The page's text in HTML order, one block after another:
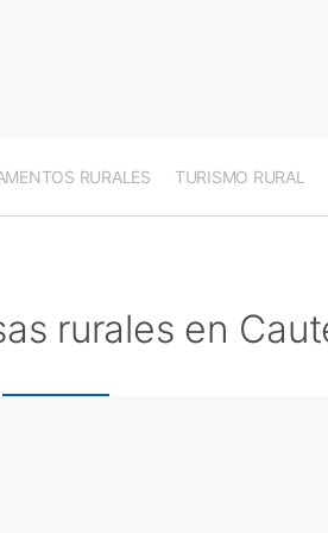
RURALES TURISMO RURAL
rurales en